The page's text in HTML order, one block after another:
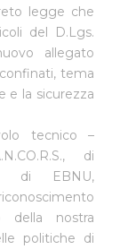
legge che
del D.Lgs.
allegato
tema
e la sicurezza
tecnico –
di
e di EBNU,
della nostra
politiche di